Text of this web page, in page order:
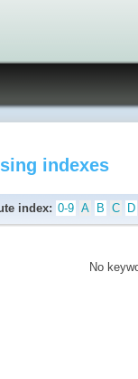
indexes
index: 0-9 A B C D
No